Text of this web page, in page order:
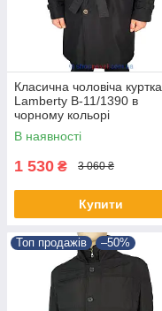
Класична чоловіча куртка
Lamberty B-11/1390 в
чорному кольорі
В наявності
1 530 ₴ 3 060 ₴
Купити
Топ продажів –50%